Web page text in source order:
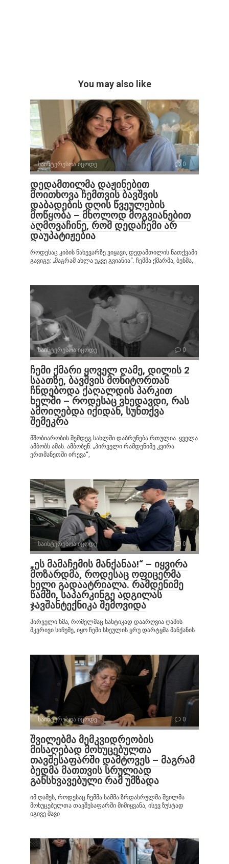
You may also like
საინტერესოა იცოდე 0
დედამთილმა დაჟინებით
მოითხოვა ჩემთვის ბავშვის
დაბადების დღის წვეულების
მოწყობა – მხოლოდ მოგვიანებით
აღმოვაჩინე, რომ დედაჩემი არ
დაუპატიჟებია
როდესაც კიბის ნახევარზე ვიყავი, დედამთილის ნათქვამი
გავიგე: „მაგრამ ახლა უკვე გვიანია“. ჩემმა ქმარმა, ბენმა,
საინტერესოა იცოდე 0
ჩემი ქმარი ყოველ ღამე, დილის 2
საათზე, ბავშვის მონიტორთან
ჩნდებოდა ქაღალდის პარკით
ხელში – როდესაც ვხედავდი, რას
ამოიღებდა იქიდან, სუნთქვა
შემეკრა
მშობიარობის შემდეგ სახლში დაბრუნება რთულია. ყველა
ამბობს ამას. ამბობენ: „პირველი რამდენიმე კვირა
ერთმანეთში ირევა“,
საინტერესოა იცოდე 0
„ეს მამაჩემის მანქანაა!“ – იყვირა
მოზარდმა, როდესაც ოფიცერმა
ხელი გადაატრიალა. რამდენიმე
წამში, საპარკინგე ადგილას
ჯავშანტექნიკა შემოვიდა
პირველი ხმა, რომელმაც სასტიკად დაარღვია ღამის
მკვრივი სიჩუმე, იყო ჩემი სხეულის ყრუ დარტყმა მანქანის
საინტერესოა იცოდე 0
შვილებმა მემკვიდრეობის
მისაღებად მოხუცებულთა
თავშესაფარში დამტოვეს – მაგრამ
ბედმა მათთვის სრულიად
განსხვავებული რამ უმზადა
იმ ღამეს, როდესაც ჩემმა სამმა ზრდასრულმა შვილმა
მოხუცებულთა თავშესაფარში მიმიყვანა, ისევ ზუსტად
იგივე შავი